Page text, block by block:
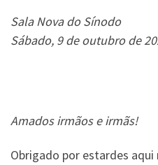
Sala Nova do Sínodo
Sábado, 9 de outubro de
Amados irmãos e irmãs!
Obrigado por estardes